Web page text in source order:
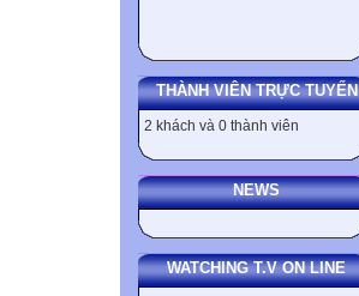
THÀNH VIÊN TRỰC TUYẾN
2 khách và 0 thành viên
NEWS
WATCHING T.V ON LINE